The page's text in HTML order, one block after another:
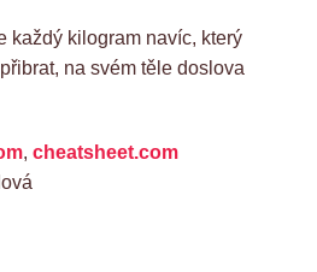
každý kilogram navíc, který
na svém těle doslova
, cheatsheet.com